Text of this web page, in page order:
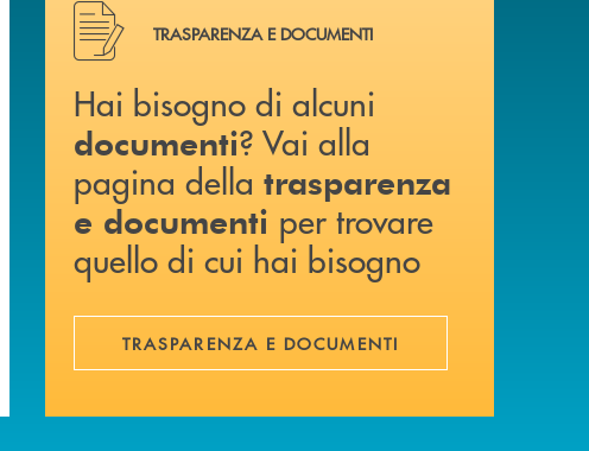
Hai bisogno di alcuni documenti ? Vai alla pagina
TRASPARENZA E DOCUMENTI
Hai bisogno di alcuni
documenti? Vai alla
pagina della trasparenza
e documenti per trovare
quello di cui hai bisogno
TRASPARENZA E DOCUMENTI